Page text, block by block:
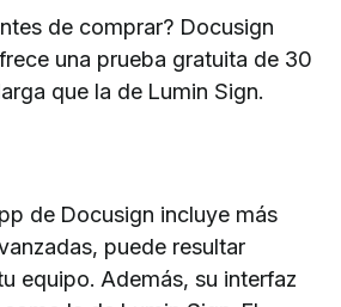
de comprar? Docusign
una prueba gratuita de 30
que la de Lumin Sign.
de Docusign incluye más
puede resultar
equipo. Además, su interfaz